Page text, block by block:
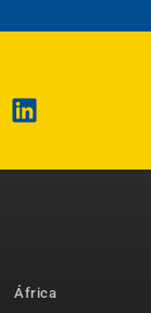
África